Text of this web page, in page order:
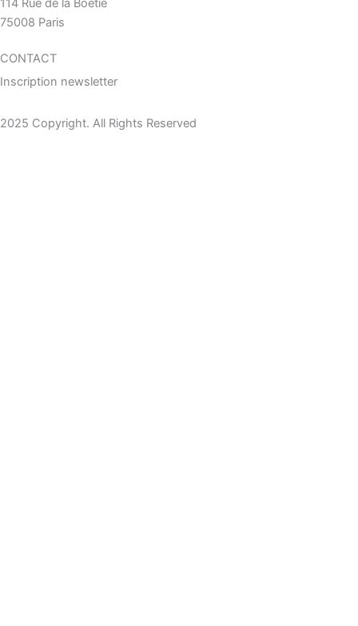
114 Rue de la Boetie
75008 Paris
CONTACT
Inscription newsletter
2025 Copyright. All Rights Reserved